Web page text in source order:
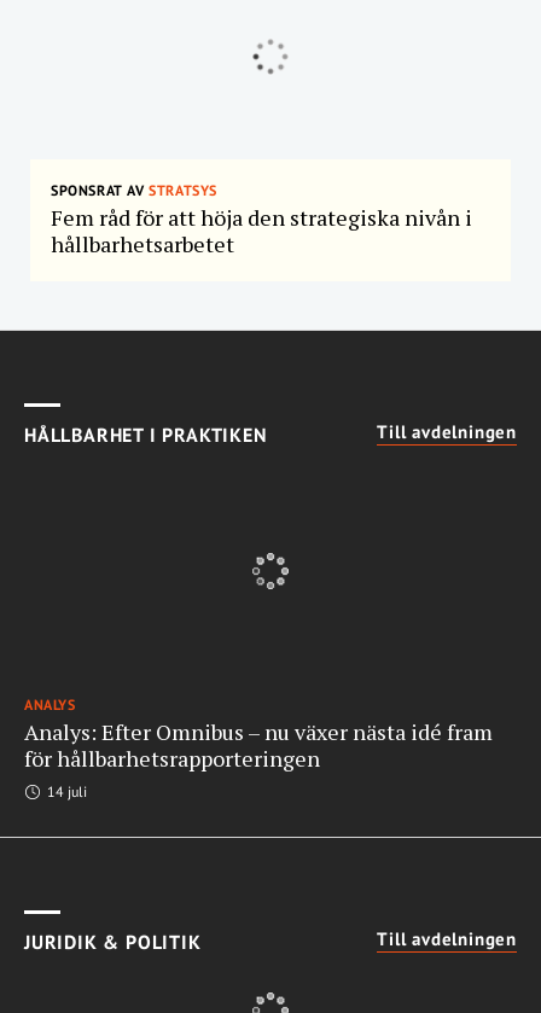
SPONSRAT AVSTRATSYS
Fem råd för att höja den strategiska nivån i
hållbarhetsarbetet
HÅLLBARHET I PRAKTIKEN Till avdelningen
ANALYS
Analys: Efter Omnibus – nu växer nästa idé fram
för hållbarhetsrapporteringen
14 juli
JURIDIK & POLITIK Till avdelningen